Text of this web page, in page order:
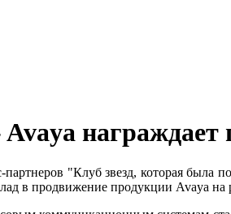
награждает
"Клуб звезд, которая
в продвижение продукции Avaya